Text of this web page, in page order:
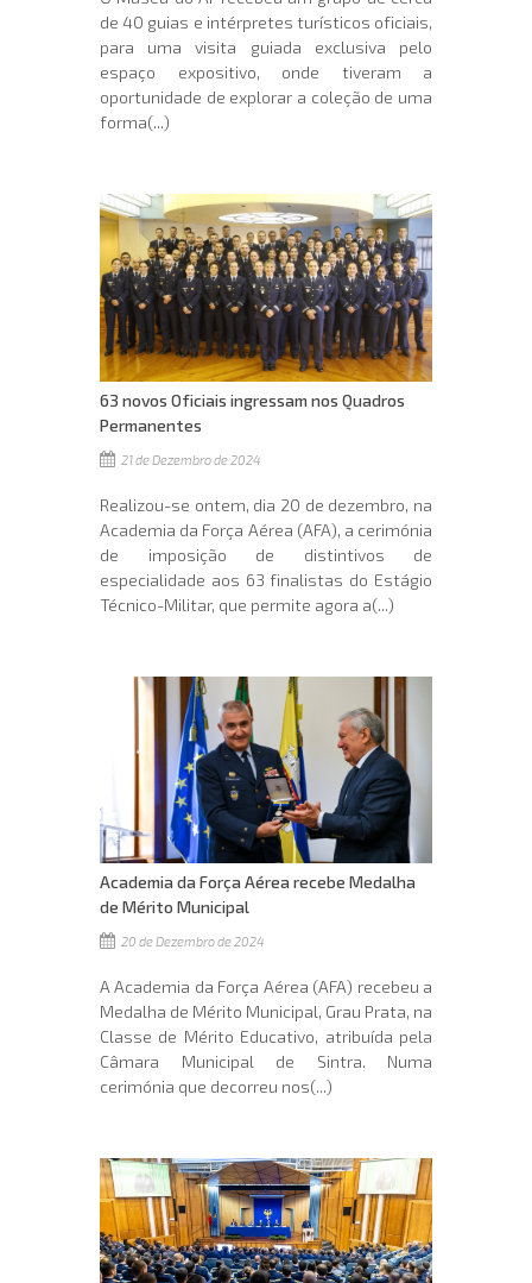
de 40 guias e intérpretes turísticos oficiais,
para uma visita guiada exclusiva pelo
espaço expositivo, onde tiveram a
oportunidade de explorar a coleção de uma
forma(...)
63 novos Oficiais ingressam nos Quadros
Permanentes
21 de Dezembro de 2024
Realizou-se ontem, dia 20 de dezembro, na
Academia da Força Aérea (AFA), a cerimónia
de imposição de distintivos de
especialidade aos 63 finalistas do Estágio
Técnico-Militar, que permite agora a(...)
Academia da Força Aérea recebe Medalha
de Mérito Municipal
20 de Dezembro de 2024
A Academia da Força Aérea (AFA) recebeu a
Medalha de Mérito Municipal, Grau Prata, na
Classe de Mérito Educativo, atribuída pela
Câmara Municipal de Sintra. Numa
cerimónia que decorreu nos(...)